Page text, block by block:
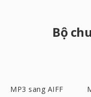
Bộ
MP3 sang AIFF